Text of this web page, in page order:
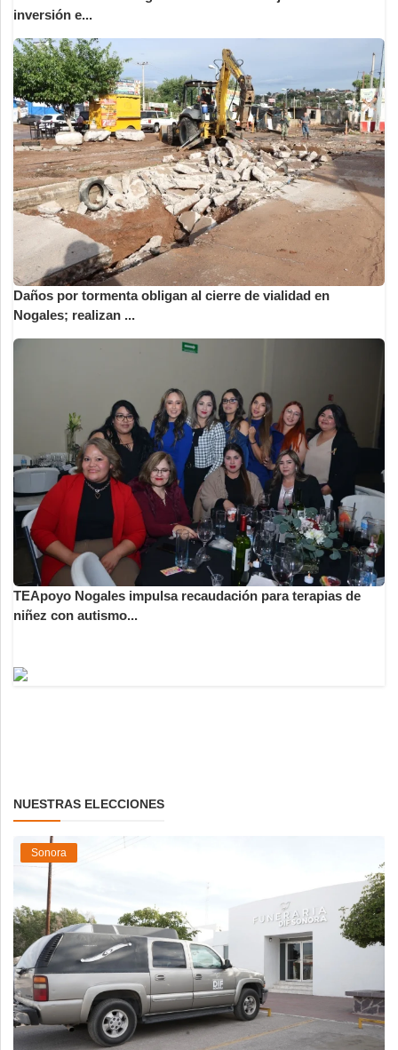
inversión e...
Daños por tormenta obligan al cierre de vialidad en
Nogales; realizan ...
TEApoyo Nogales impulsa recaudación para terapias de
niñez con autismo...
NUESTRAS ELECCIONES
Sonora